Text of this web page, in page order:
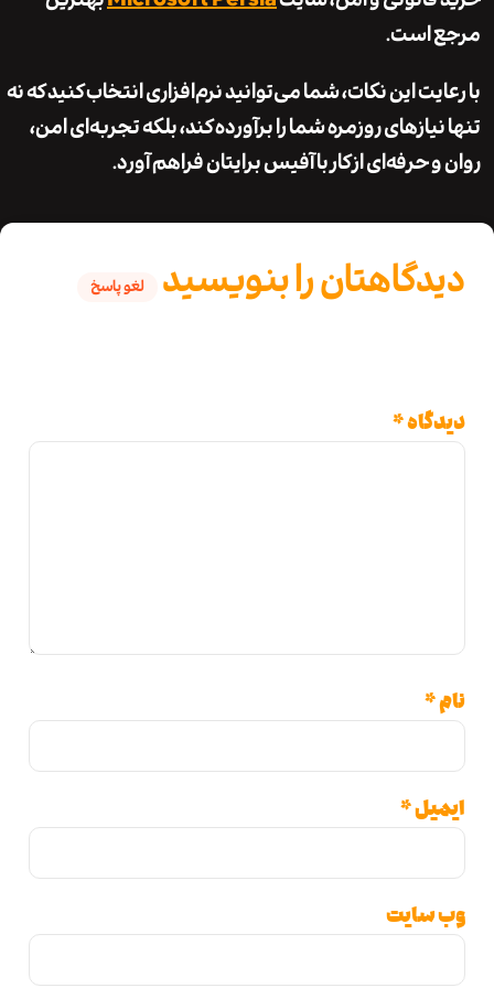
است.
این نکات، شما می‌توانید نرم‌افزاری انتخاب کنید که نه
روزمره شما را برآورده کند، بلکه تجربه‌ای امن،
حرفه‌ای از کار با آفیس برایتان فراهم آورد.
را بنویسید لغو پاسخ
*
*